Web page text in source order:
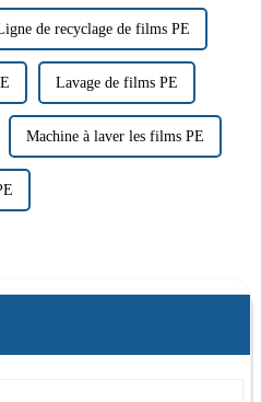
de recyclage de films PE
Lavage de films PE
Machine à laver les films PE